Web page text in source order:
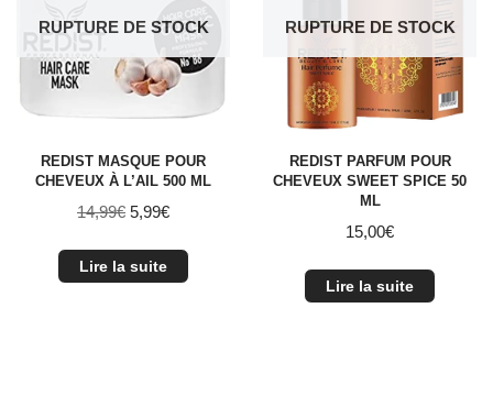
RUPTURE DE STOCK
REDIST MASQUE POUR
CHEVEUX À L’AIL 500 ML
14,99€ 5,99€
Lire la suite
RUPTURE DE STOCK
REDIST PARFUM POUR
CHEVEUX SWEET SPICE 50
ML
15,00€
Lire la suite